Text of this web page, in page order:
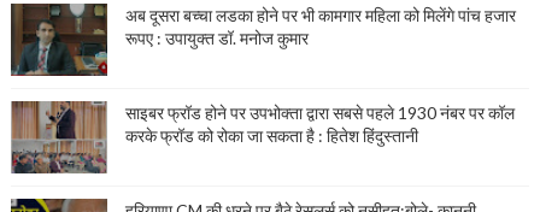
अब दूसरा बच्चा लडका होने पर भी कामगार महिला को मिलेंगे पांच हजार
रूपए : उपायुक्त डॉ. मनोज कुमार
साइबर फ्रॉड होने पर उपभोक्ता द्वारा सबसे पहले 1930 नंबर पर कॉल
करके फ्रॉड को रोका जा सकता है : हितेश हिंदुस्तानी